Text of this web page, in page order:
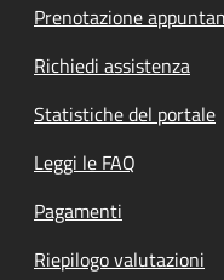
Prenotazione
Richiedi assistenza
Statistiche del portale
Leggi le FAQ
Pagamenti
Riepilogo valutazioni